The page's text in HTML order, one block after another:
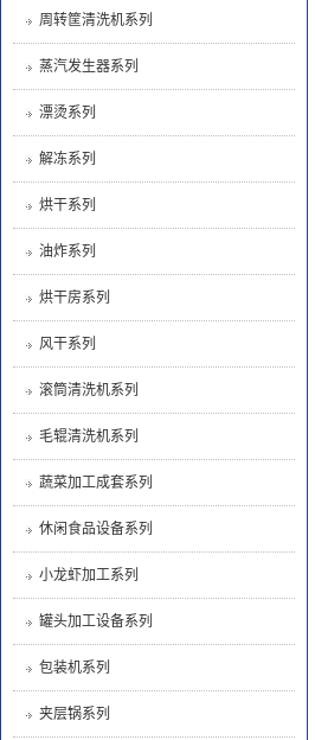
周转筐清洗机系列
蒸汽发生器系列
漂烫系列
解冻系列
烘干系列
油炸系列
烘干房系列
风干系列
滚筒清洗机系列
毛辊清洗机系列
蔬菜加工成套系列
休闲食品设备系列
小龙虾加工系列
罐头加工设备系列
包装机系列
夹层锅系列